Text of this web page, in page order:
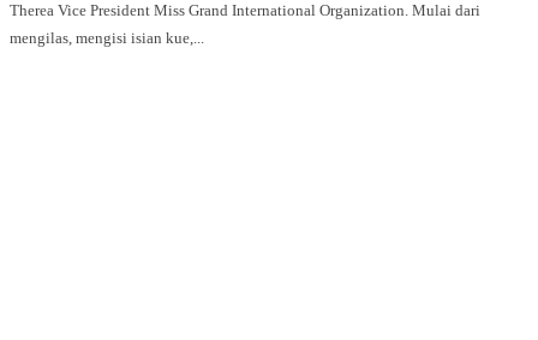
Therea Vice President Miss Grand International Organization. Mulai dari
mengilas, mengisi isian kue,...